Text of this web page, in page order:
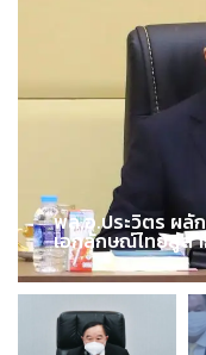
พล.อ.ประวิตร ผลั
เอกลักษณ์ไทยสู่ส